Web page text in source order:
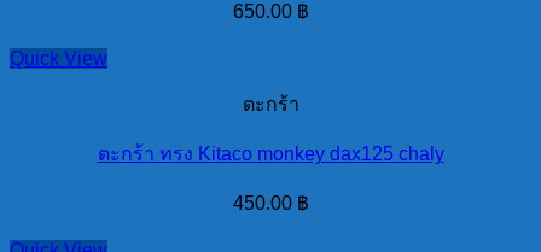
650.00 ฿
Quick View
ตะกร้า
ตะกร้า ทรง Kitaco monkey dax125 chaly
450.00 ฿